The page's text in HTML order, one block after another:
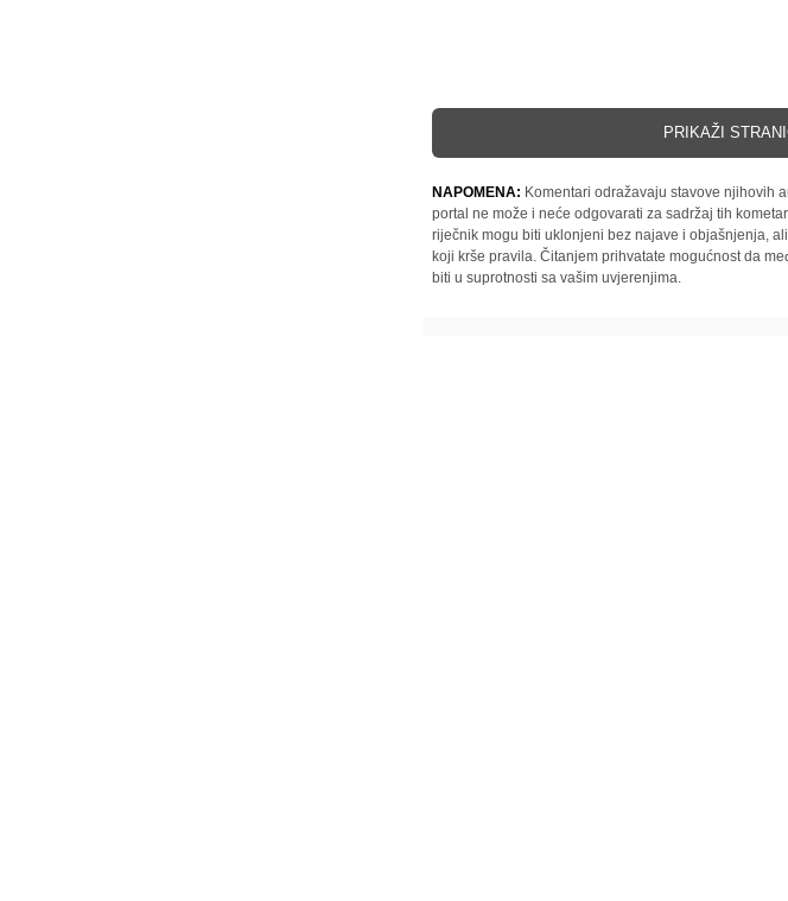
PRIKAŽI
NAPOMENA: Komentari odražavaju stavove njihovih
portal ne može i neće odgovarati za sadržaj tih
riječnik mogu biti uklonjeni bez najave i objašnjenja,
koji krše pravila. Čitanjem prihvatate mogućnost da
biti u suprotnosti sa vašim uvjerenjima.